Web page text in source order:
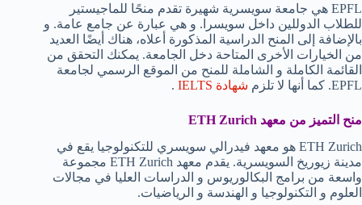
EPFL هي جامعة سويسرية شهيرة تقدم منحًا للماجيستير
للطلاب الدوللين داخل سويسرا. و هي عبارة عن جامع عامة. و
بالإضافة إلى المنح الدراسية المذكورة أعلاه، هناك أيضًا العديد
من الخيارات الأخرى المتاحة دخل الجامعة. يمكنك التحقق من
القائمة الكاملة و الشاملة للمنح من الموقع الرسمي لجامعة
EPFL. كما أنها لا تلزم
شهادة IELTS .
منح التميز من معهد ETH Zurich
ETH Zurich هو معهد فيدرالي سويسري للتكنولوجيا يقع في
مدينة زيوريخ السويسرية. يقدم معهد ETH Zurich مجموعة
واسعة من برامج البكالوريوس و الدراسات العليا في مجالات
العلوم و التكنولوجيا و الهندسة و الرياضيات.